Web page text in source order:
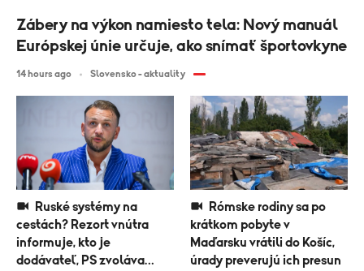
Zábery na výkon namiesto tela: Nový manuál
Európskej únie určuje, ako snímať športovkyne
14 hours ago Slovensko - aktuality
cestách? Rezort vnútra
informuje, kto je
dodávateľ, PS zvoláva
krátkom pobyte v
Maďarsku vrátili do Košíc,
úrady preverujú ich presun